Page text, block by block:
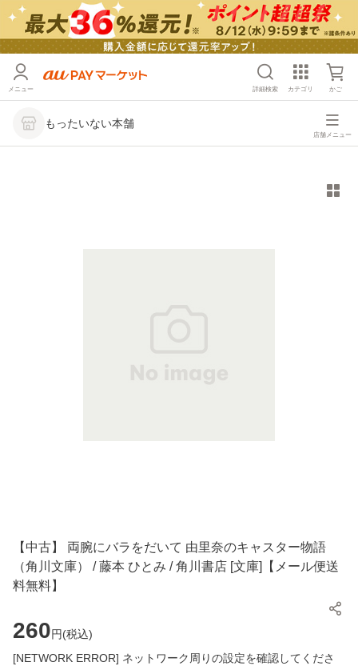
メニュー 詳細検索 カテゴリ かご
もったいない本舗
店舗メニュー
【中古】 両腕にバラをだいて 由里奈のキャスター物語
（角川文庫） / 藤本 ひとみ / 角川書店 [文庫]【メール便送
料無料】
260円(税込)
[NETWORK ERROR] ネットワーク周りの設定を確認してくださ